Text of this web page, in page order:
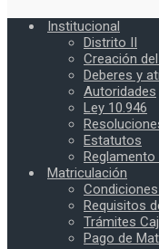
Institucional
Distrito II
Creación
Deberes y
Autoridades
Ley 10.946
Estatutos
Matriculación
Requisitos
Trámites
Pago de